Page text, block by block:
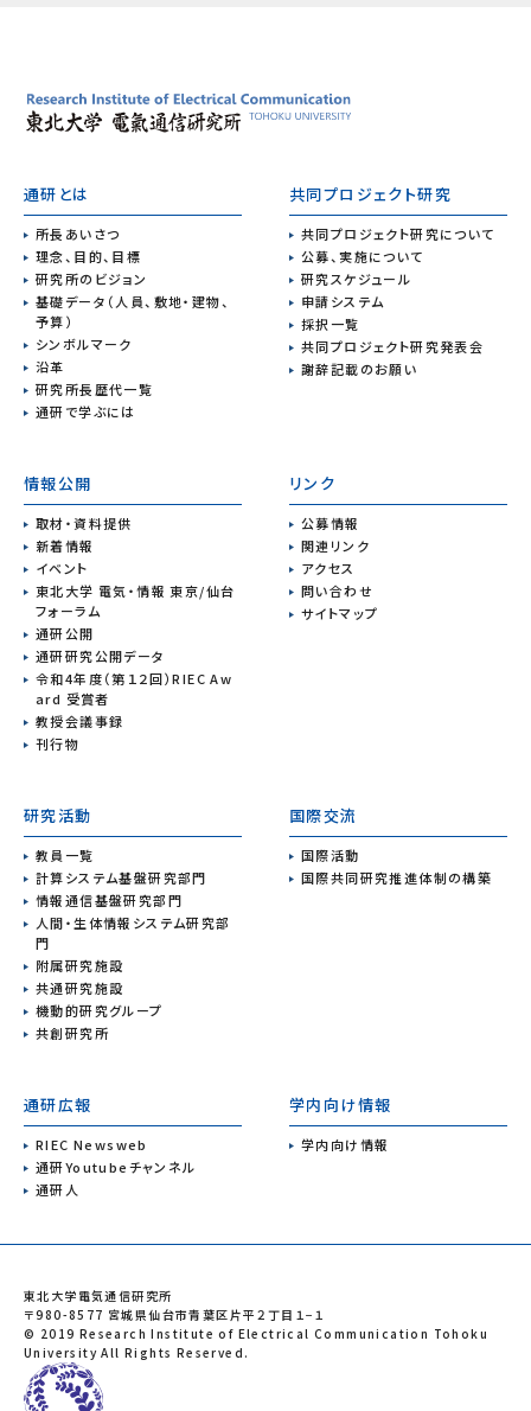
通研とは
所長あいさつ
理念、目的、目標
研究所のビジョン
基礎データ（人員、敷地・建物、
予算）
シンボルマーク
沿革
研究所長歴代一覧
通研で学ぶには
共同プロジェクト研究
共同プロジェクト研究について
公募、実施について
研究スケジュール
申請システム
採択一覧
共同プロジェクト研究発表会
謝辞記載のお願い
情報公開
取材・資料提供
新着情報
イベント
東北大学 電気・情報 東京/仙台
フォーラム
通研公開
通研研究公開データ
令和4年度（第１２回）RIEC Aw
ard 受賞者
教授会議事録
刊行物
リンク
公募情報
関連リンク
アクセス
問い合わせ
サイトマップ
研究活動
教員一覧
計算システム基盤研究部門
情報通信基盤研究部門
人間・生体情報システム研究部
門
附属研究施設
共通研究施設
機動的研究グループ
共創研究所
国際交流
国際活動
国際共同研究推進体制の構築
通研広報
RIEC Newsweb
通研Youtubeチャンネル
通研人
学内向け情報
学内向け情報
東北大学電気通信研究所
〒980-8577 宮城県仙台市青葉区片平２丁目１−１
© 2019 Research Institute of Electrical Communication Tohoku
University All Rights Reserved.